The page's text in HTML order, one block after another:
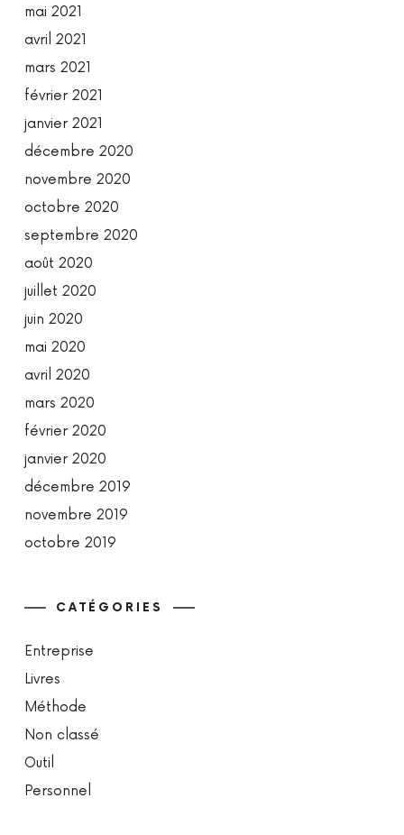
mai 2021
avril 2021
mars 2021
février 2021
janvier 2021
décembre 2020
novembre 2020
octobre 2020
septembre 2020
août 2020
juillet 2020
juin 2020
mai 2020
avril 2020
mars 2020
février 2020
janvier 2020
décembre 2019
novembre 2019
octobre 2019
CATÉGORIES
Entreprise
Livres
Méthode
Non classé
Outil
Personnel